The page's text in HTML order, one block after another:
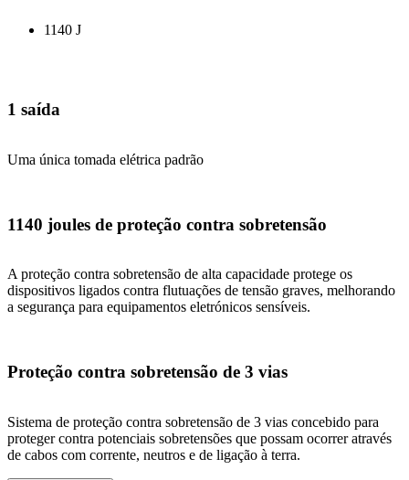
1140 J
1 saída
Uma única tomada elétrica padrão
1140 joules de proteção contra sobretensão
A proteção contra sobretensão de alta capacidade protege os
dispositivos ligados contra flutuações de tensão graves, melhorando
a segurança para equipamentos eletrónicos sensíveis.
Proteção contra sobretensão de 3 vias
Sistema de proteção contra sobretensão de 3 vias concebido para
proteger contra potenciais sobretensões que possam ocorrer através
de cabos com corrente, neutros e de ligação à terra.